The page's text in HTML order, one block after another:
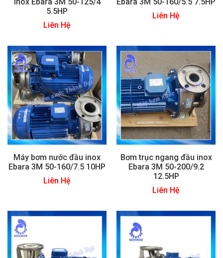
5.5HP
Liên Hệ
Liên Hệ
Máy bơm nước đầu inox
Ebara 3M 50-160/7.5 10HP
Liên Hệ
Bơm trục ngang đầu inox
Ebara 3M 50-200/9.2
12.5HP
Liên Hệ